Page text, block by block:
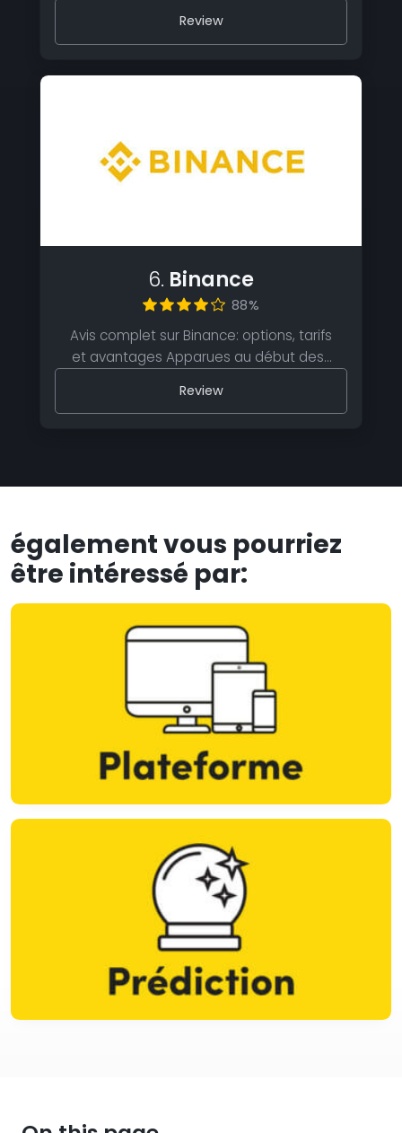
Review
6. Binance
88%
Avis complet sur Binance: options, tarifs
et avantages Apparues au début des…
Review
également vous pourriez
être intéressé par: